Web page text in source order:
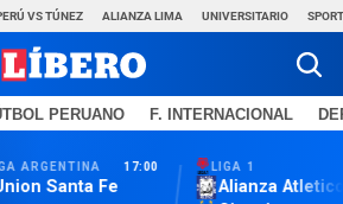
VS TÚNEZ ALIANZA LIMA UNIVERSITARIO
PERUANO F. INTERNACIONAL